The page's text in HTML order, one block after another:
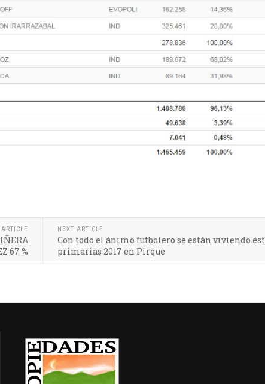
67 %
NEXT ARTICLE
Con todo el ánimo futbolero se están viviendo
primarias 2017 en Pirque